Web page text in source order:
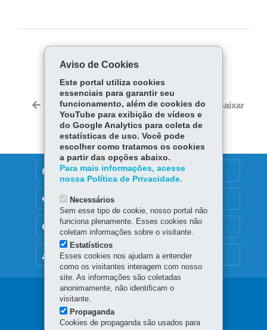
ce
bo
ok
Tw
itt
er
ts
Ap
p
Voltar Início Imprimir Baixar
MAPA DO SITE
DENUNCIE CORRUPÇÃO
OUVIDORIA
TRANSPARÊNCIA INSTITUCIONAL
Navegação
Principal
Aviso de Cookies
Este portal utiliza cookies
essenciais para garantir seu
funcionamento, além de cookies do
YouTube para exibição de vídeos e
do Google Analytics para coleta de
estatísticas de uso. Você pode
escolher como tratamos os cookies
a partir das opções abaixo.
Para mais informações, acesse
nossa Política de Privacidade.
Necessários
Sem esse tipo de cookie, nosso portal não
funciona plenamente. Esses cookies não
coletam informações sobre o visitante.
Estatísticos
Esses cookies nos ajudam a entender
como os visitantes interagem com nosso
site. As informações são coletadas
anonimamente, não identificam o
visitante.
Propaganda
Cookies de propaganda são usados para